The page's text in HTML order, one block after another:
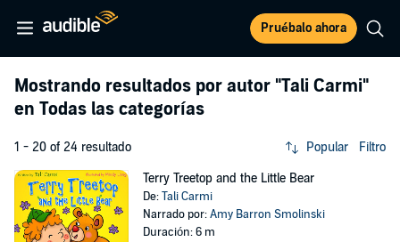
Pruébalo ahora
Mostrando resultados por autor "Tali Carmi"
en Todas las categorías
1 - 20 of 24 resultado Popular Filtro
Terry Treetop and the Little Bear
De:Tali Carmi
Narrado por:Amy Barron Smolinski
Duración: 6 m